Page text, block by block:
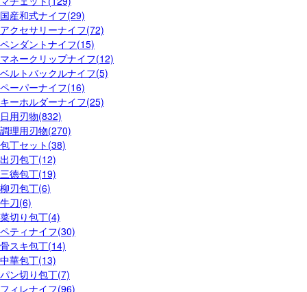
国産和式ナイフ(29)
アクセサリーナイフ(72)
ペンダントナイフ(15)
マネークリップナイフ(12)
ベルトバックルナイフ(5)
ペーパーナイフ(16)
キーホルダーナイフ(25)
日用刃物(832)
調理用刃物(270)
包丁セット(38)
出刃包丁(12)
三徳包丁(19)
柳刃包丁(6)
牛刀(6)
菜切り包丁(4)
ペティナイフ(30)
骨スキ包丁(14)
中華包丁(13)
パン切り包丁(7)
フィレナイフ(96)